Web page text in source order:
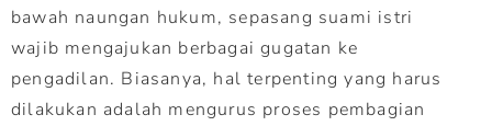
bawah naungan hukum, sepasang suami istri
wajib mengajukan berbagai gugatan ke
pengadilan. Biasanya, hal terpenting yang harus
dilakukan adalah mengurus proses pembagian